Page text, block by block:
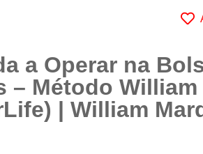
a Operar na
– Método
| William